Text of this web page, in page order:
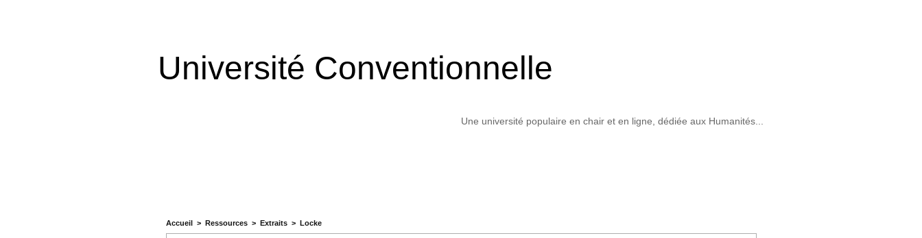
Université Conventionnelle
Une université populaire en chair et en ligne, dédiée aux Humanités...
Accueil > Ressources > Extraits > Locke